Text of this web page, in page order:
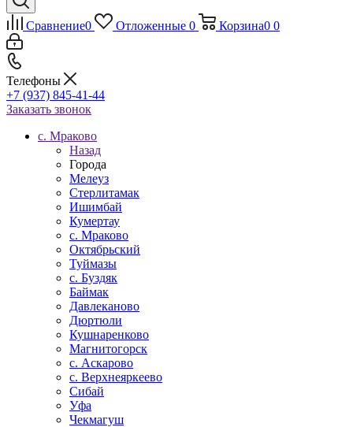
Сравнение0 Отложенные 0 Корзина0 0
Телефоны
+7 (937) 845-41-44
Заказать звонок
c. Мраково
Назад
Города
Мелеуз
Стерлитамак
Ишимбай
Кумертау
c. Мраково
Октябрьский
Туймазы
c. Буздяк
Баймак
Давлеканово
Дюртюли
Кушнаренково
Магнитогорск
с. Аскарово
с. Верхнеяркеево
Сибай
Уфа
Чекмагуш